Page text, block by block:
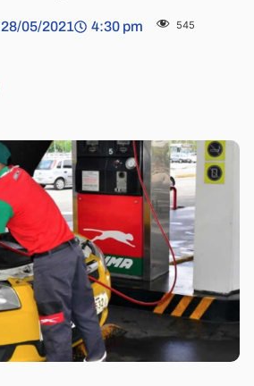
28/05/2021 4:30 pm 545